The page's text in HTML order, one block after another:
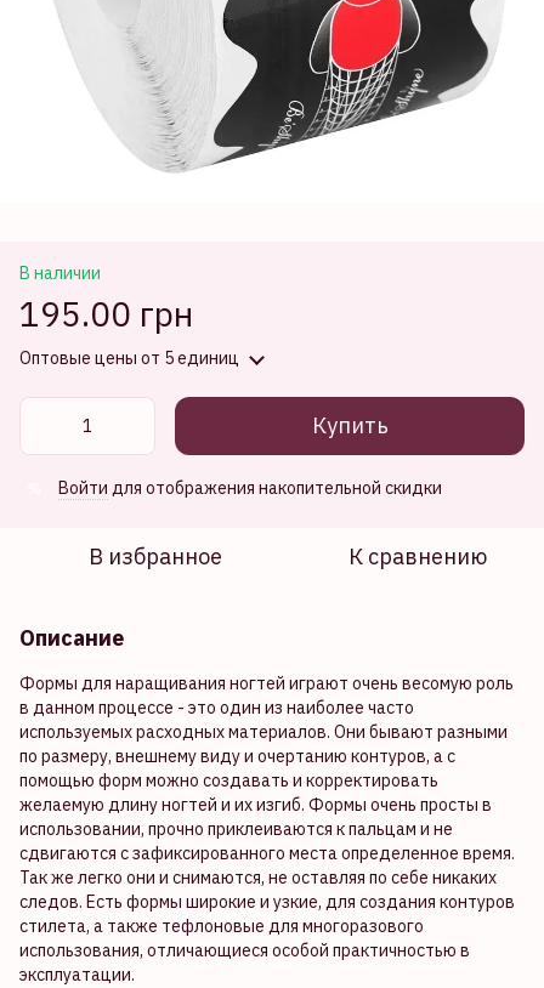
В наличии
195.00 грн
Оптовые цены от 5 единиц
Купить
Войти для отображения накопительной скидки
В избранное К сравнению
Описание
Формы для наращивания ногтей играют очень весомую роль
в данном процессе - это один из наиболее часто
используемых расходных материалов. Они бывают разными
по размеру, внешнему виду и очертанию контуров, а с
помощью форм можно создавать и корректировать
желаемую длину ногтей и их изгиб. Формы очень просты в
использовании, прочно приклеиваются к пальцам и не
сдвигаются с зафиксированного места определенное время.
Так же легко они и снимаются, не оставляя по себе никаких
следов. Есть формы широкие и узкие, для создания контуров
стилета, а также тефлоновые для многоразового
использования, отличающиеся особой практичностью в
эксплуатации.